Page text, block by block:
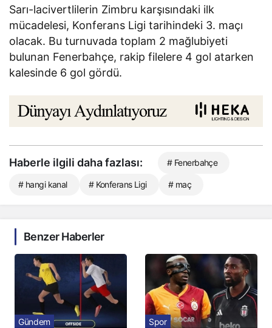
Sarı-lacivertlilerin Zimbru karşısındaki ilk
mücadelesi, Konferans Ligi tarihindeki 3. maçı
olacak. Bu turnuvada toplam 2 mağlubiyeti
bulunan Fenerbahçe, rakip filelere 4 gol atarken
kalesinde 6 gol gördü.
Haberle ilgili daha fazlası: # Fenerbahçe
# hangi kanal # Konferans Ligi # maç
Benzer Haberler
Gündem Spor